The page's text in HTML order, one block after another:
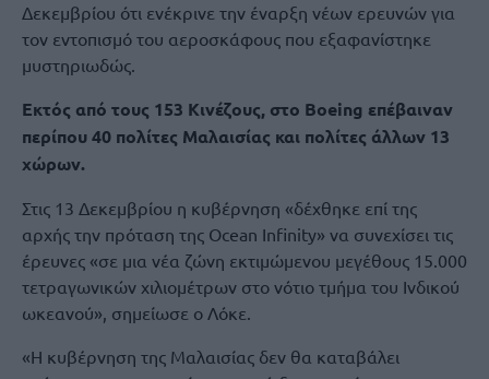
Δεκεμβρίου ότι ενέκρινε την έναρξη νέων ερευνών για
τον εντοπισμό του αεροσκάφους που εξαφανίστηκε
μυστηριωδώς.
Εκτός από τους 153 Κινέζους, στο Boeing επέβαιναν
περίπου 40 πολίτες Μαλαισίας και πολίτες άλλων 13
χώρων.
Στις 13 Δεκεμβρίου η κυβέρνηση «δέχθηκε επί της
αρχής την πρόταση της Ocean Infinity» να συνεχίσει τις
έρευνες «σε μια νέα ζώνη εκτιμώμενου μεγέθους 15.000
τετραγωνικών χιλιομέτρων στο νότιο τμήμα του Ινδικού
ωκεανού», σημείωσε ο Λόκε.
«Η κυβέρνηση της Μαλαισίας δεν θα καταβάλει